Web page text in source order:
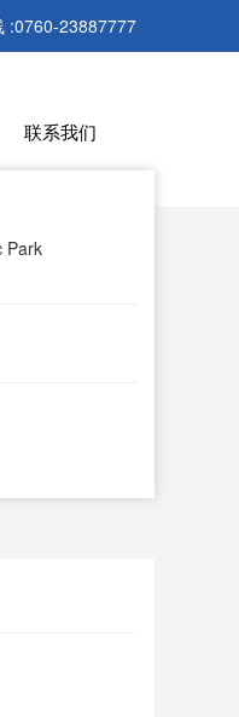
:0760-23887777
联系我们
Park